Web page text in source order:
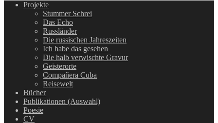
Projekte
Stummer Schrei
Das Echo
Russländer
Die russischen Jahreszeiten
Ich habe das gesehen
Die halb verwischte Gravur
Geisterorte
Compañera Cuba
Reisewelt
Bücher
Publikationen (Auswahl)
Poesie
CV